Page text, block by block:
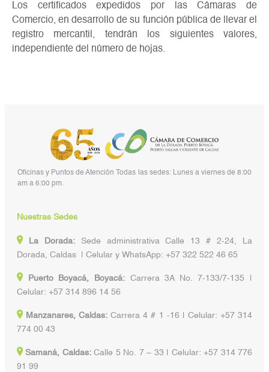
Los certificados expedidos por las Cámaras de
Comercio, en desarrollo de su función pública de llevar el
registro mercantil, tendrán los siguientes valores,
independiente del número de hojas.
Oficinas y Puntos de Atención Todas las sedes: Lunes a viernes de 8:00
am a 6:00 pm.
Nuestras Sedes
La Dorada:Sede administrativa Calle 13 # 2-24, La
Dorada, Caldas | Celular y WhatsApp: +57 322 522 46 65
Puerto Boyacá, Boyacá:Carrera 3A No. 7-133/7-135 |
Celular: +57 314 896 14 56
Manzanares, Caldas: Carrera 4 # 1 -16 | Celular: +57 314
774 00 43
Samaná, Caldas:Calle 5 No. 7 – 33 | Celular: +57 314 776
91 99